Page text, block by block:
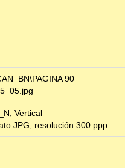
90
Vertical
JPG, resolución 300 ppp.